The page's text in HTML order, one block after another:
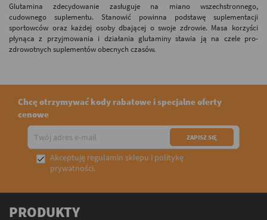
Glutamina zdecydowanie zasługuje na miano wszechstronnego,
cudownego suplementu. Stanowić powinna podstawę suplementacji
sportowców oraz każdej osoby dbającej o swoje zdrowie. Masa korzyści
płynąca z przyjmowania i działania glutaminy stawia ją na czele pro-
zdrowotnych suplementów obecnych czasów.
Chcę otrzymywać kody rabatowe i specjalne oferty
cenowe
 Akceptuję regulamin sklepu i politykę
prywatności.
PRODUKTY